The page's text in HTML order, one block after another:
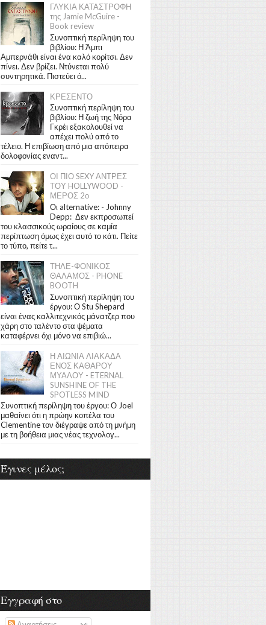
ΓΛΥΚΙΑ ΚΑΤΑΣΤΡΟΦΗ
της Jamie McGuire -
Book review
Συνοπτική περίληψη του
βιβλίου: Η Άμπι
Αμπερνάθι είναι ένα καλό κορίτσι. Δεν
πίνει. Δεν βρίζει. Ντύνεται πολύ
συντηρητικά. Πιστεύει ό...
ΚΡΕΣΕΝΤΟ
Συνοπτική περίληψη του
βιβλίου: Η ζωή της Νόρα
Γκρέι εξακολουθεί να
απέχει πολύ από το
τέλειο. Η επιβίωση από μια απόπειρα
δολοφονίας εναντ...
ΟΙ ΠΙΟ SEXY ΑΝΤΡΕΣ
ΤΟΥ HOLLYWOOD -
ΜΕΡΟΣ 2ο
Οι alternative: - Johnny
Depp: Δεν εκπροσωπεί
του κλασσικούς ωραίους σε καμία
περίπτωση όμως έχει αυτό το κάτι. Πείτε
το τύπο, πείτε τ...
ΤΗΛΕ-ΦΟΝΙΚΟΣ
ΘΑΛΑΜΟΣ - PHONE
BOOTH
Συνοπτική περίληψη του
έργου: Ο Stu Shepard
είναι ένας καλλιτεχνικός μάνατζερ που
χάρη στο ταλέντο στα ψέματα
καταφέρνει όχι μόνο να επιβιώ...
Η ΑΙΩΝΙΑ ΛΙΑΚΑΔΑ
ΕΝΟΣ ΚΑΘΑΡΟΥ
ΜΥΑΛΟΥ - ETERNAL
SUNSHINE OF THE
SPOTLESS MIND
Συνοπτική περίληψη του έργου: Ο Joel
μαθαίνει ότι η πρώην κοπέλα του
Clementine τον διέγραψε από τη μνήμη
με τη βοήθεια μιας νέας τεχνολογ...
Έγινες μέλος;
Εγγραφή στο